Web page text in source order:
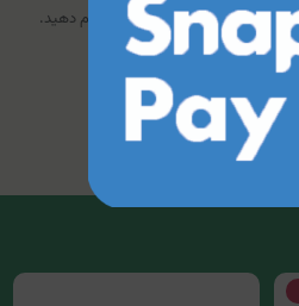
کنید، تست حساسیت آن را انجام دهید.